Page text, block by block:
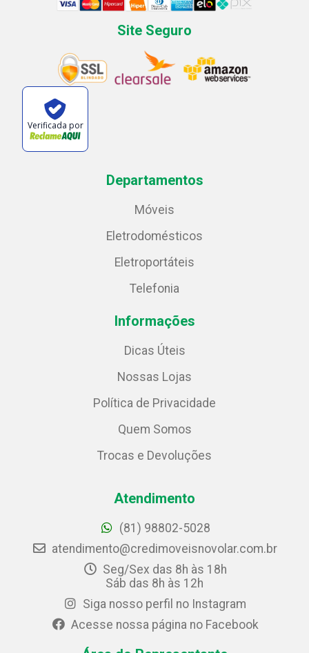
Site Seguro
Verificada por
Departamentos
Móveis
Eletrodomésticos
Eletroportáteis
Telefonia
Informações
Dicas Úteis
Nossas Lojas
Política de Privacidade
Quem Somos
Trocas e Devoluções
Atendimento
(81) 98802-5028
atendimento@credimoveisnovolar.com.br
Seg/Sex das 8h às 18h
Sáb das 8h às 12h
Siga nosso perfil no Instagram
Acesse nossa página no Facebook